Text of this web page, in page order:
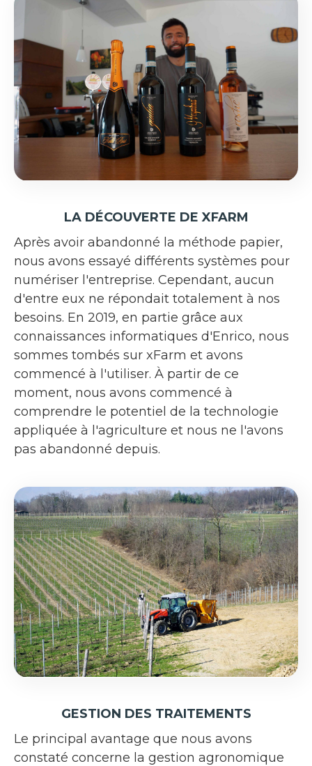
LA DÉCOUVERTE DE XFARM
Après avoir abandonné la méthode papier,
nous avons essayé différents systèmes pour
numériser l'entreprise. Cependant, aucun
d'entre eux ne répondait totalement à nos
besoins. En 2019, en partie grâce aux
connaissances informatiques d'Enrico, nous
sommes tombés sur xFarm et avons
commencé à l'utiliser. À partir de ce
moment, nous avons commencé à
comprendre le potentiel de la technologie
appliquée à l'agriculture et nous ne l'avons
pas abandonné depuis.
GESTION DES TRAITEMENTS
Le principal avantage que nous avons
constaté concerne la gestion agronomique